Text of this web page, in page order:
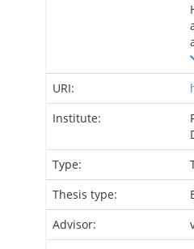
URI:
Institute:
Type:
Thesis type:
Advisor: